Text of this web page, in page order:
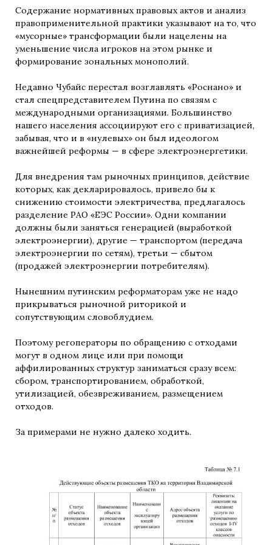
Содержание нормативных правовых актов и анализ
правоприменительной практики указывают на то, что
«мусорные» трансформации были нацелены на
уменьшение числа игроков на этом рынке и
формирование зональных монополий.
Недавно Чубайс перестал возглавлять «Роснано» и
стал спецпредставителем Путина по связям с
международными организациями. Большинство
нашего населения ассоциируют его с приватизацией,
забывая, что и в «нулевых» он был идеологом
важнейшей реформы — в сфере электроэнергетики.
Для внедрения там рыночных принципов, действие
которых, как декларировалось, привело бы к
снижению стоимости электричества, предлагалось
разделение РАО «ЕЭС России». Одни компании
должны были заняться генерацией (выработкой
электроэнергии), другие — транспортом (передача
электроэнергии по сетям), третьи — сбытом
(продажей электроэнергии потребителям).
Нынешним путинским реформаторам уже не надо
прикрываться рыночной риторикой и
сопутствующим словоблудием.
Поэтому регоператоры по обращению с отходами
могут в одном лице или при помощи
аффилированных структур заниматься сразу всем:
сбором, транспортированием, обработкой,
утилизацией, обезвреживанием, размещением
отходов.
За примерами не нужно далеко ходить.